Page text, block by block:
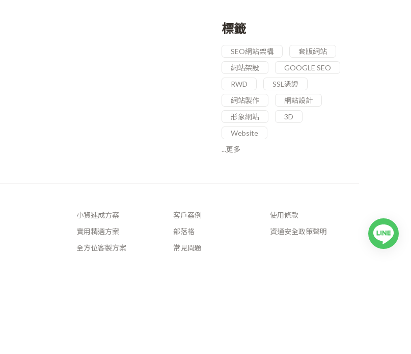
標籤
SEO網站架構
套版網站
網站架設
GOOGLE SEO
RWD
SSL憑證
網站製作
網站設計
形象網站
3D
Website
...更多
小資速成方案
實用精選方案
全方位客製方案
客戶案例
部落格
常見問題
使用條款
資通安全政策聲明